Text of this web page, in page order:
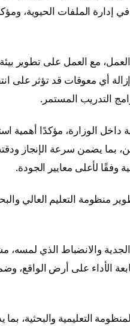
إدارة الملفات الحيوية،
مع العمل على تطوير بيئة
مصر 2030، مؤكدًا أهمية إزالة أي معوقات قد تؤثر
التدريب المستمر.
داخل الوزارة، مؤكدًا أهمية
بما يضمن سرعة الإنجاز
وفقًا لأعلى معايير الجودة.
منظومة التعليم العالي
والانضباط الذي لمسه،
الأداء على أرض الواقع،
التعليمية والبحثية،